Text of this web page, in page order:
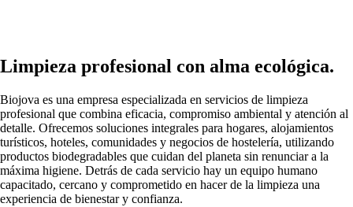
Limpieza profesional con alma ecológica.
Biojova es una empresa especializada en servicios de limpieza
profesional que combina eficacia, compromiso ambiental y atención al
detalle. Ofrecemos soluciones integrales para hogares, alojamientos
turísticos, hoteles, comunidades y negocios de hostelería, utilizando
productos biodegradables que cuidan del planeta sin renunciar a la
máxima higiene. Detrás de cada servicio hay un equipo humano
capacitado, cercano y comprometido en hacer de la limpieza una
experiencia de bienestar y confianza.